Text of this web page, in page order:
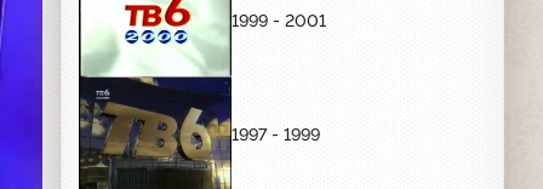
1999 - 2001
1997 - 1999